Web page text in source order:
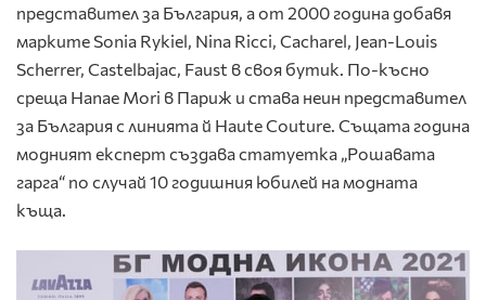
представител за България, а от 2000 година добавя
марките Sonia Rykiel, Nina Ricci, Cacharel, Jean-Louis
Scherrer, Castelbajac, Faust в своя бутик. По-късно
среща Hanae Mori в Париж и става неин представител
за България с линията й Haute Couture. Същата година
модният експерт създава статуетка „Рошавата
гарга“ по случай 10 годишния юбилей на модната
къща.